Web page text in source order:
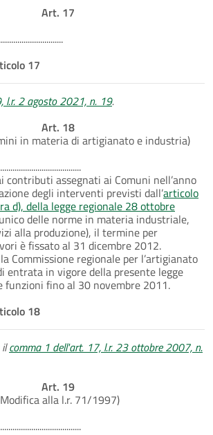
Art. 17
17
l.r. 2 agosto 2021, n. 19.
Art. 18
in materia di artigianato e industria)
contributi assegnati ai Comuni nell’anno
degli interventi previsti dall’articolo
d), della legge regionale 28 ottobre
delle norme in materia industriale,
alla produzione), il termine per
è fissato al 31 dicembre 2012.
Commissione regionale per l’artigianato
entrata in vigore della presente legge
funzioni fino al 30 novembre 2011.
18
ilcomma 1 dell'art. 17, l.r. 23 ottobre 2007, n.
Art. 19
alla l.r. 71/1997)